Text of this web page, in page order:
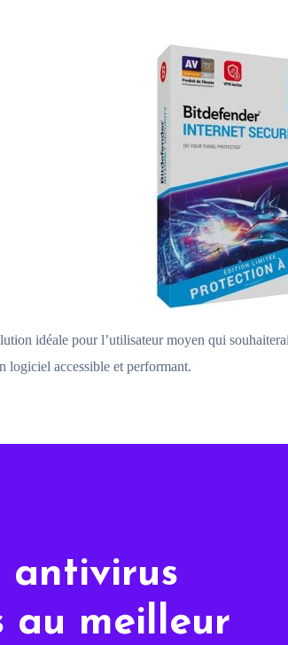
idéale pour l’utilisateur moyen qui
logiciel accessible et performant.
antivirus
au meilleur